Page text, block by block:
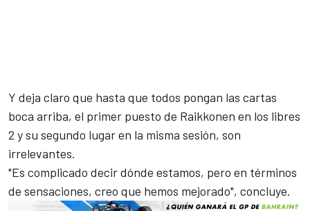
Y deja claro que hasta que todos pongan las cartas
boca arriba, el primer puesto de Raikkonen en los libres
2 y su segundo lugar en la misma sesión, son
irrelevantes.
"Es complicado decir dónde estamos, pero en términos
de sensaciones, creo que hemos mejorado", concluye.